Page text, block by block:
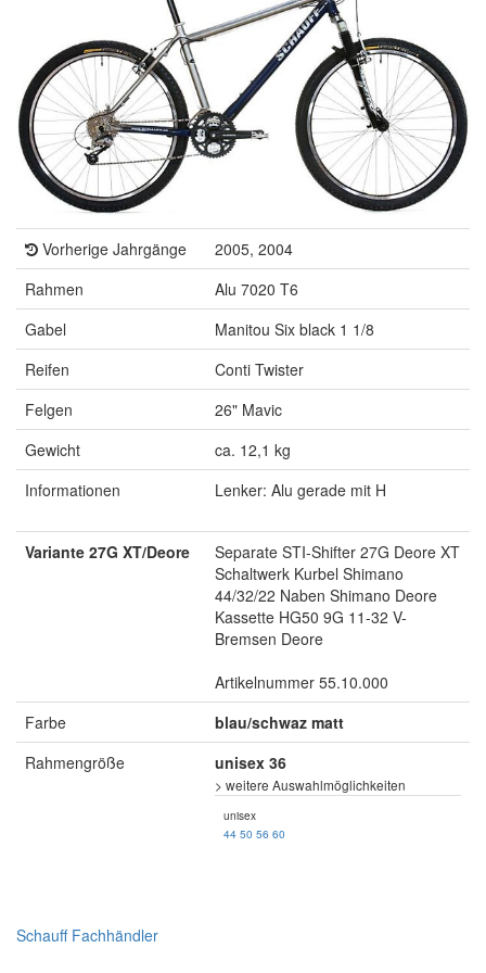
Vorherige Jahrgänge
2005, 2004
Rahmen
Alu 7020 T6
Gabel
Manitou Six black 1 1/8
Reifen
Conti Twister
Felgen
26" Mavic
Gewicht
ca. 12,1 kg
Informationen
Lenker: Alu gerade mit H
Variante 27G XT/Deore
Separate STI-Shifter 27G Deore XT
Schaltwerk Kurbel Shimano
44/32/22 Naben Shimano Deore
Kassette HG50 9G 11-32 V-
Bremsen Deore
Artikelnummer 55.10.000
Farbe
blau/schwaz matt
Rahmengröße
unisex 36
> weitere Auswahlmöglichkeiten
unisex
44 50 56 60
Schauff Fachhändler